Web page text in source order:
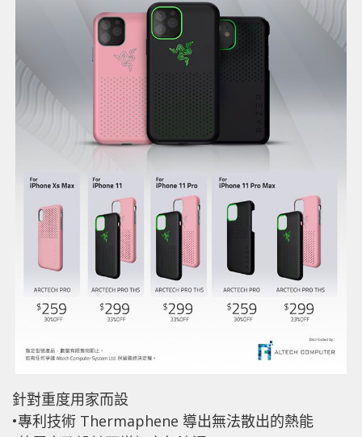
針對重度用家而設
•專利技術 Thermaphene 導出無法散出的熱能